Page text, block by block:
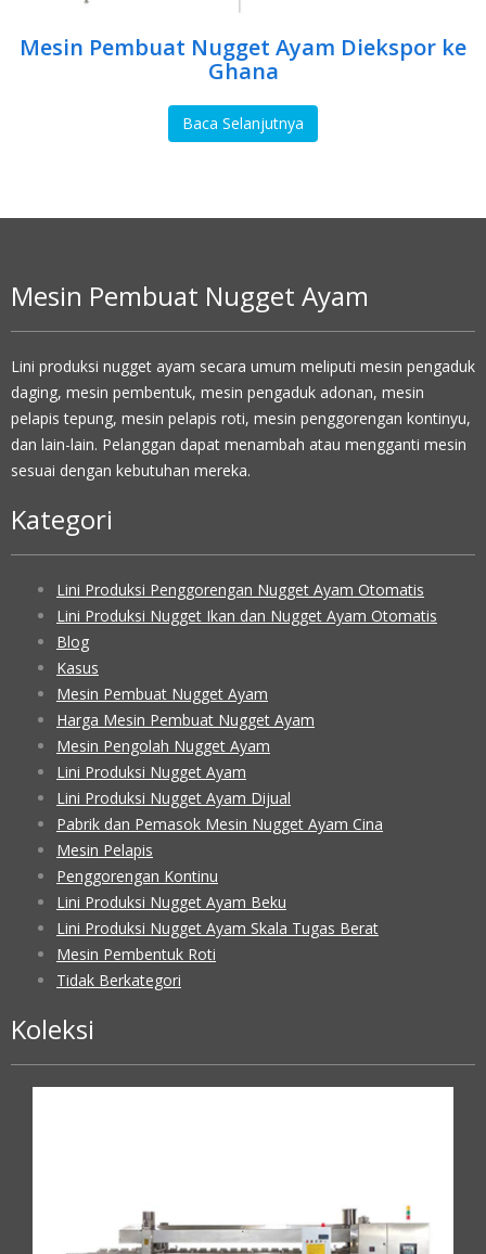
Mesin Pembuat Nugget Ayam Diekspor ke
Ghana
Baca Selanjutnya
Mesin Pembuat Nugget Ayam
Lini produksi nugget ayam secara umum meliputi mesin pengaduk
daging, mesin pembentuk, mesin pengaduk adonan, mesin
pelapis tepung, mesin pelapis roti, mesin penggorengan kontinyu,
dan lain-lain. Pelanggan dapat menambah atau mengganti mesin
sesuai dengan kebutuhan mereka.
Kategori
Lini Produksi Penggorengan Nugget Ayam Otomatis
Lini Produksi Nugget Ikan dan Nugget Ayam Otomatis
Blog
Kasus
Mesin Pembuat Nugget Ayam
Harga Mesin Pembuat Nugget Ayam
Mesin Pengolah Nugget Ayam
Lini Produksi Nugget Ayam
Lini Produksi Nugget Ayam Dijual
Pabrik dan Pemasok Mesin Nugget Ayam Cina
Mesin Pelapis
Penggorengan Kontinu
Lini Produksi Nugget Ayam Beku
Lini Produksi Nugget Ayam Skala Tugas Berat
Mesin Pembentuk Roti
Tidak Berkategori
Koleksi